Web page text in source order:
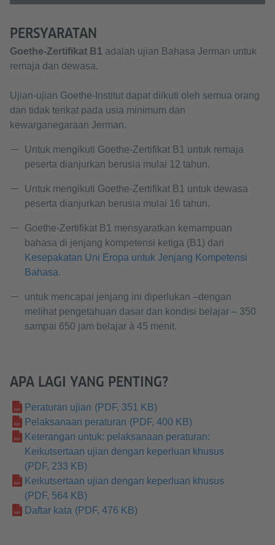
PERSYARATAN
Goethe-Zertifikat B1 adalah ujian Bahasa Jerman untuk
remaja dan dewasa.
Ujian-ujian Goethe-Institut dapat diikuti oleh semua orang
dan tidak terikat pada usia minimum dan
kewarganegaraan Jerman.
Untuk mengikuti Goethe-Zertifikat B1 untuk remaja
peserta dianjurkan berusia mulai 12 tahun.
Untuk mengikuti Goethe-Zertifikat B1 untuk dewasa
peserta dianjurkan berusia mulai 16 tahun.
Goethe-Zertifikat B1 mensyaratkan kemampuan
bahasa di jenjang kompetensi ketiga (B1) dari
Kesepakatan Uni Eropa untuk Jenjang Kompetensi
Bahasa.
untuk mencapai jenjang ini diperlukan –dengan
melihat pengetahuan dasar dan kondisi belajar – 350
sampai 650 jam belajar à 45 menit.
APA LAGI YANG PENTING?
Peraturan ujian (PDF, 351 KB)
Pelaksanaan peraturan (PDF, 400 KB)
Keterangan untuk: pelaksanaan peraturan:
Keikutsertaan ujian dengan keperluan khusus
(PDF, 233 KB)
Keikutsertaan ujian dengan keperluan khusus
(PDF, 564 KB)
Daftar kata (PDF, 476 KB)